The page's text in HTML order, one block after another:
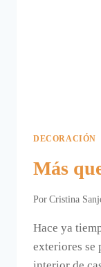
DECORACIÓN
Más
Por Cristina
Hace ya
exteriores se